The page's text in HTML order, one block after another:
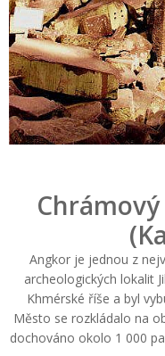
Angkor je jednou z
archeologických lokalit
Khmérské říše a byl
Město se rozkládalo na
dochováno okolo 1 000